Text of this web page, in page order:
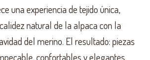
una experiencia de tejido única,
natural de la alpaca con la
del merino. El resultado: piezas
confortables y elegantes.